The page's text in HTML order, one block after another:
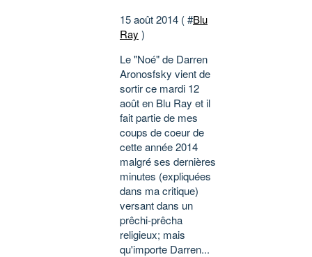
15 août 2014 ( #Blu
Ray )
Le "Noé" de Darren
Aronosfsky vient de
sortir ce mardi 12
août en Blu Ray et il
fait partie de mes
coups de coeur de
cette année 2014
malgré ses dernières
minutes (expliquées
dans ma critique)
versant dans un
prêchi-prêcha
religieux; mais
qu'importe Darren...